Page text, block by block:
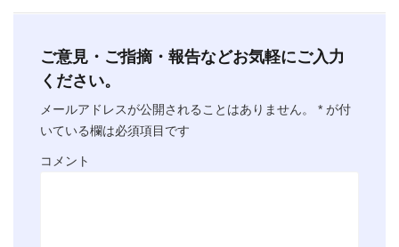
ご意見・ご指摘・報告などお気軽にご入力
ください。
メールアドレスが公開されることはありません。 * が付
いている欄は必須項目です
コメント